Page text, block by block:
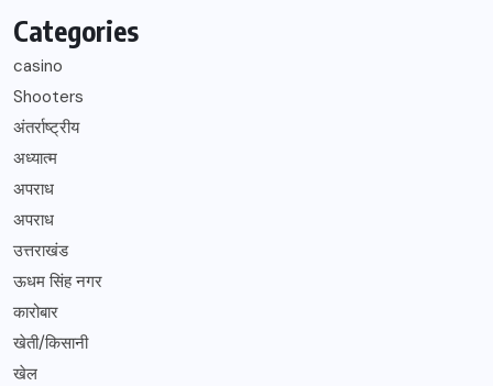
Categories
casino
Shooters
अंतर्राष्ट्रीय
अध्यात्म
अपराध
अपराध
उत्तराखंड
ऊधम सिंह नगर
कारोबार
खेती/किसानी
खेल